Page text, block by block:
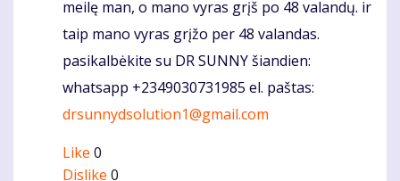
meilę man, o mano vyras grįš po 48 valandų. ir
taip mano vyras grįžo per 48 valandas.
pasikalbėkite su DR SUNNY šiandien:
whatsapp +2349030731985 el. paštas:
drsunnydsolution1@gmail.com
Like 0
Dislike 0